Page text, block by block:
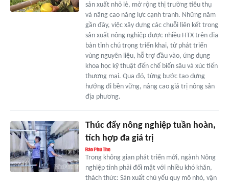
sản xuất nhỏ lẻ, mở rộng thị trường tiêu thụ
và nâng cao năng lực cạnh tranh. Những năm
gần đây, việc xây dựng các chuỗi liên kết trong
sản xuất nông nghiệp được nhiều HTX trên địa
bàn tỉnh chú trọng triển khai, từ phát triển
vùng nguyên liệu, hỗ trợ đầu vào, ứng dụng
khoa học kỹ thuật đến chế biến sâu và xúc tiến
thương mại. Qua đó, từng bước tạo dựng
hướng đi bền vững, nâng cao giá trị nông sản
địa phương.
Thúc đẩy nông nghiệp tuần hoàn,
tích hợp đa giá trị
Trong không gian phát triển mới, ngành Nông
nghiệp tỉnh phải đối mặt với nhiều khó khăn,
thách thức: Sản xuất chủ yếu quy mô nhỏ, vận